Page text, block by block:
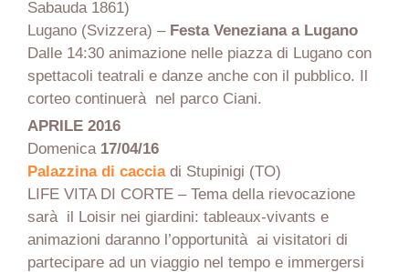
Sabauda 1861)
Lugano (Svizzera) – Festa Veneziana a Lugano
Dalle 14:30 animazione nelle piazza di Lugano con
spettacoli teatrali e danze anche con il pubblico. Il
corteo continuerà nel parco Ciani.
APRILE 2016
Domenica17/04/16
Palazzina di caccia di Stupinigi (TO)
LIFE VITA DI CORTE – Tema della rievocazione
sarà il Loisir nei giardini: tableaux-vivants e
animazioni daranno l’opportunità ai visitatori di
partecipare ad un viaggio nel tempo e immergersi